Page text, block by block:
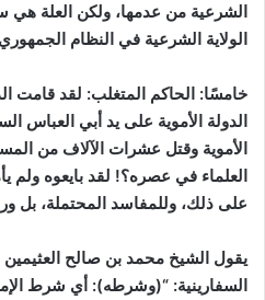
الشرعية من عدمها، ولكن العلة هي
الولاية الشرعية في النظام
خامسًا: الحاكم المتغلب: لقد قامت
الدولة الأموية على يد أبي العباس
الأموية وقتل عشرات الآلاف من
العلماء في عصره؟! لقد بايعوه ولم
على ذلك، وللمفاسد المحتملة، بل
يقول الشيخ محمد بن صالح
السفارينية: “(وشرطه): أي شرط